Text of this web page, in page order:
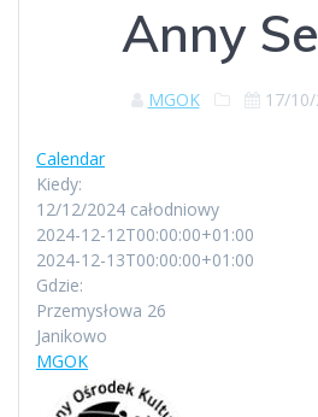
Anny
MGOK 17/
Calendar
Kiedy:
12/12/2024 całodniowy
2024-12-12T00:00:00+01:00
2024-12-13T00:00:00+01:00
Gdzie:
Przemysłowa 26
Janikowo
MGOK